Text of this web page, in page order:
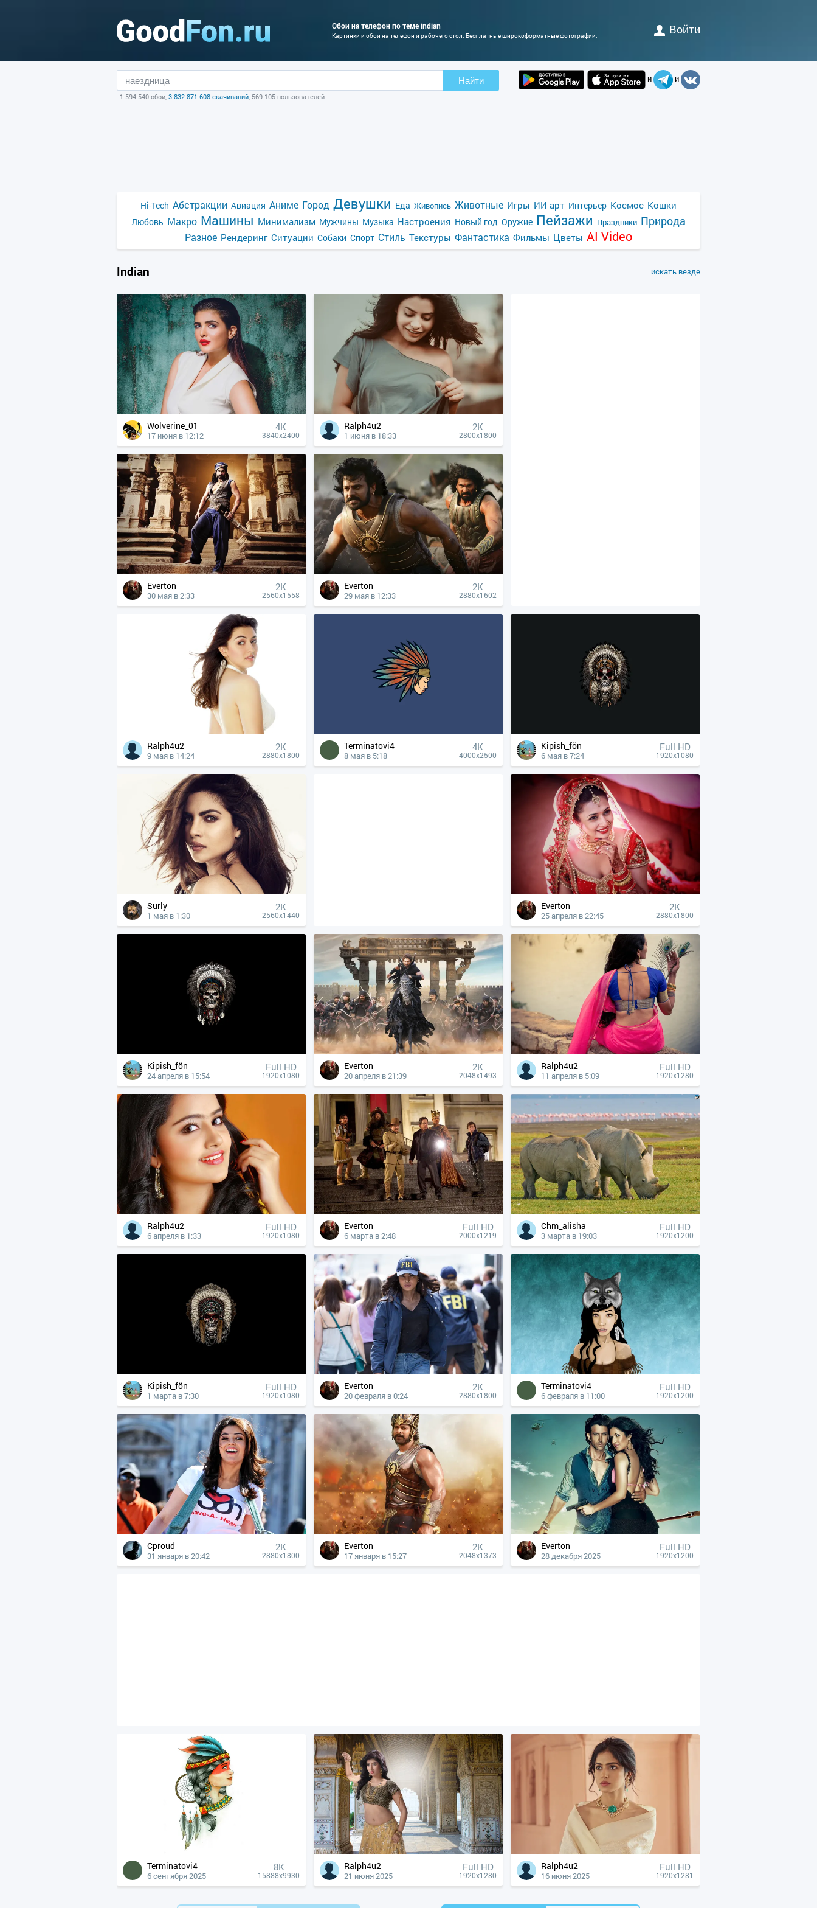
Обои на телефон по теме indian
Картинки и обои на телефон и рабочего стол. Бесплатные широкоформатные фотографии. Войти
Найти
1 594 540 обои, 3 832 871 608 скачиваний, 569 105 пользователей
и и
Hi-Tech Абстракции Авиация Аниме Город Девушки Еда Живопись Животные Игры ИИ арт Интерьер Космос Кошки
Любовь Макро Машины Минимализм Мужчины Музыка Настроения Новый год Оружие Пейзажи Праздники Природа
Разное Рендеринг Ситуации Собаки Спорт Стиль Текстуры Фантастика Фильмы Цветы AI Video
Indian искать везде
Wolverine_01
17 июня в 12:12
4К
3840x2400
Ralph4u2
1 июня в 18:33
2K
2800x1800
Everton
30 мая в 2:33
2K
2560x1558
Everton
29 мая в 12:33
2K
2880x1602
Ralph4u2
9 мая в 14:24
2K
2880x1800
Terminatovi4
8 мая в 5:18
4К
4000x2500
Kipish_fön
6 мая в 7:24
Full HD
1920x1080
Surly
1 мая в 1:30
2K
2560x1440
Everton
25 апреля в 22:45
2K
2880x1800
Kipish_fön
24 апреля в 15:54
Full HD
1920x1080
Everton
20 апреля в 21:39
2K
2048x1493
Ralph4u2
11 апреля в 5:09
Full HD
1920x1280
Ralph4u2
6 апреля в 1:33
Full HD
1920x1080
Everton
6 марта в 2:48
Full HD
2000x1219
Chm_alisha
3 марта в 19:03
Full HD
1920x1200
Kipish_fön
1 марта в 7:30
Full HD
1920x1080
Everton
20 февраля в 0:24
2K
2880x1800
Terminatovi4
6 февраля в 11:00
Full HD
1920x1200
Cproud
31 января в 20:42
2K
2880x1800
Everton
17 января в 15:27
2K
2048x1373
Everton
28 декабря 2025
Full HD
1920x1200
Terminatovi4
6 сентября 2025
8K
15888x9930
Ralph4u2
21 июня 2025
Full HD
1920x1280
Ralph4u2
16 июня 2025
Full HD
1920x1281